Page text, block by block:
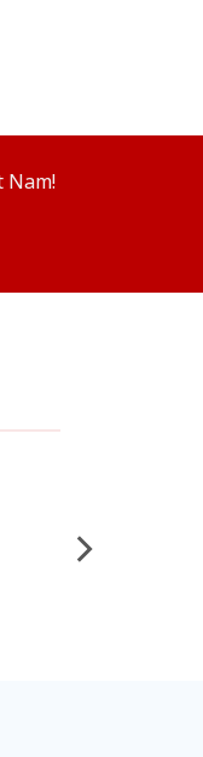
Nam!